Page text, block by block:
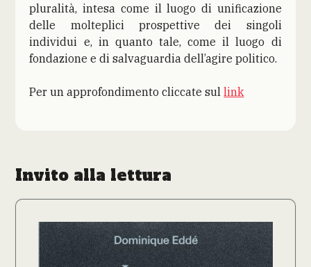
pluralità, intesa come il luogo di unificazione
delle molteplici prospettive dei singoli
individui e, in quanto tale, come il luogo di
fondazione e di salvaguardia dell’agire politico.
Per un approfondimento cliccate sullink
Invito alla lettura